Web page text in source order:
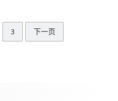
3 下一页